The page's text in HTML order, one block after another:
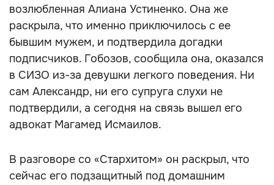
возлюбленная Алиана Устиненко. Она же
раскрыла, что именно приключилось с ее
бывшим мужем, и подтвердила догадки
подписчиков. Гобозов, сообщила она, оказался
в СИЗО из-за девушки легкого поведения. Ни
сам Александр, ни его супруга слухи не
подтвердили, а сегодня на связь вышел его
адвокат Магамед Исмаилов.
В разговоре со «Стархитом» он раскрыл, что
сейчас его подзащитный под домашним